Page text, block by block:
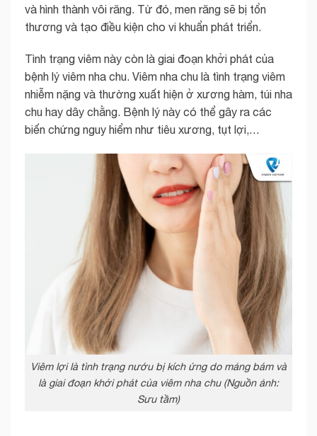
và hình thành vôi răng. Từ đó, men răng sẽ bị tổn
thương và tạo điều kiện cho vi khuẩn phát triển.
Tình trạng viêm này còn là giai đoạn khởi phát của
bệnh lý viêm nha chu. Viêm nha chu là tình trạng viêm
nhiễm nặng và thường xuất hiện ở xương hàm, túi nha
chu hay dây chằng. Bệnh lý này có thể gây ra các
biến chứng nguy hiểm như tiêu xương, tụt lợi,…
Viêm lợi là tình trạng nướu bị kích ứng do mảng bám và
là giai đoạn khởi phát của viêm nha chu (Nguồn ảnh:
Sưu tầm)